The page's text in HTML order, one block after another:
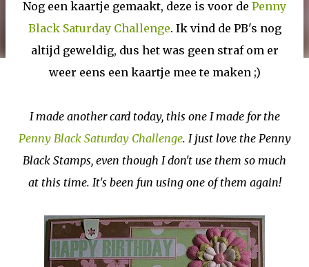
Nog een kaartje gemaakt, deze is voor de Penny
Black Saturday Challenge. Ik vind de PB's nog
altijd geweldig, dus het was geen straf om er
weer eens een kaartje mee te maken ;)
I made another card today, this one I made for the
Penny Black Saturday Challenge. I just love the Penny
Black Stamps, even though I don't use them so much
at this time. It's been fun using one of them again!